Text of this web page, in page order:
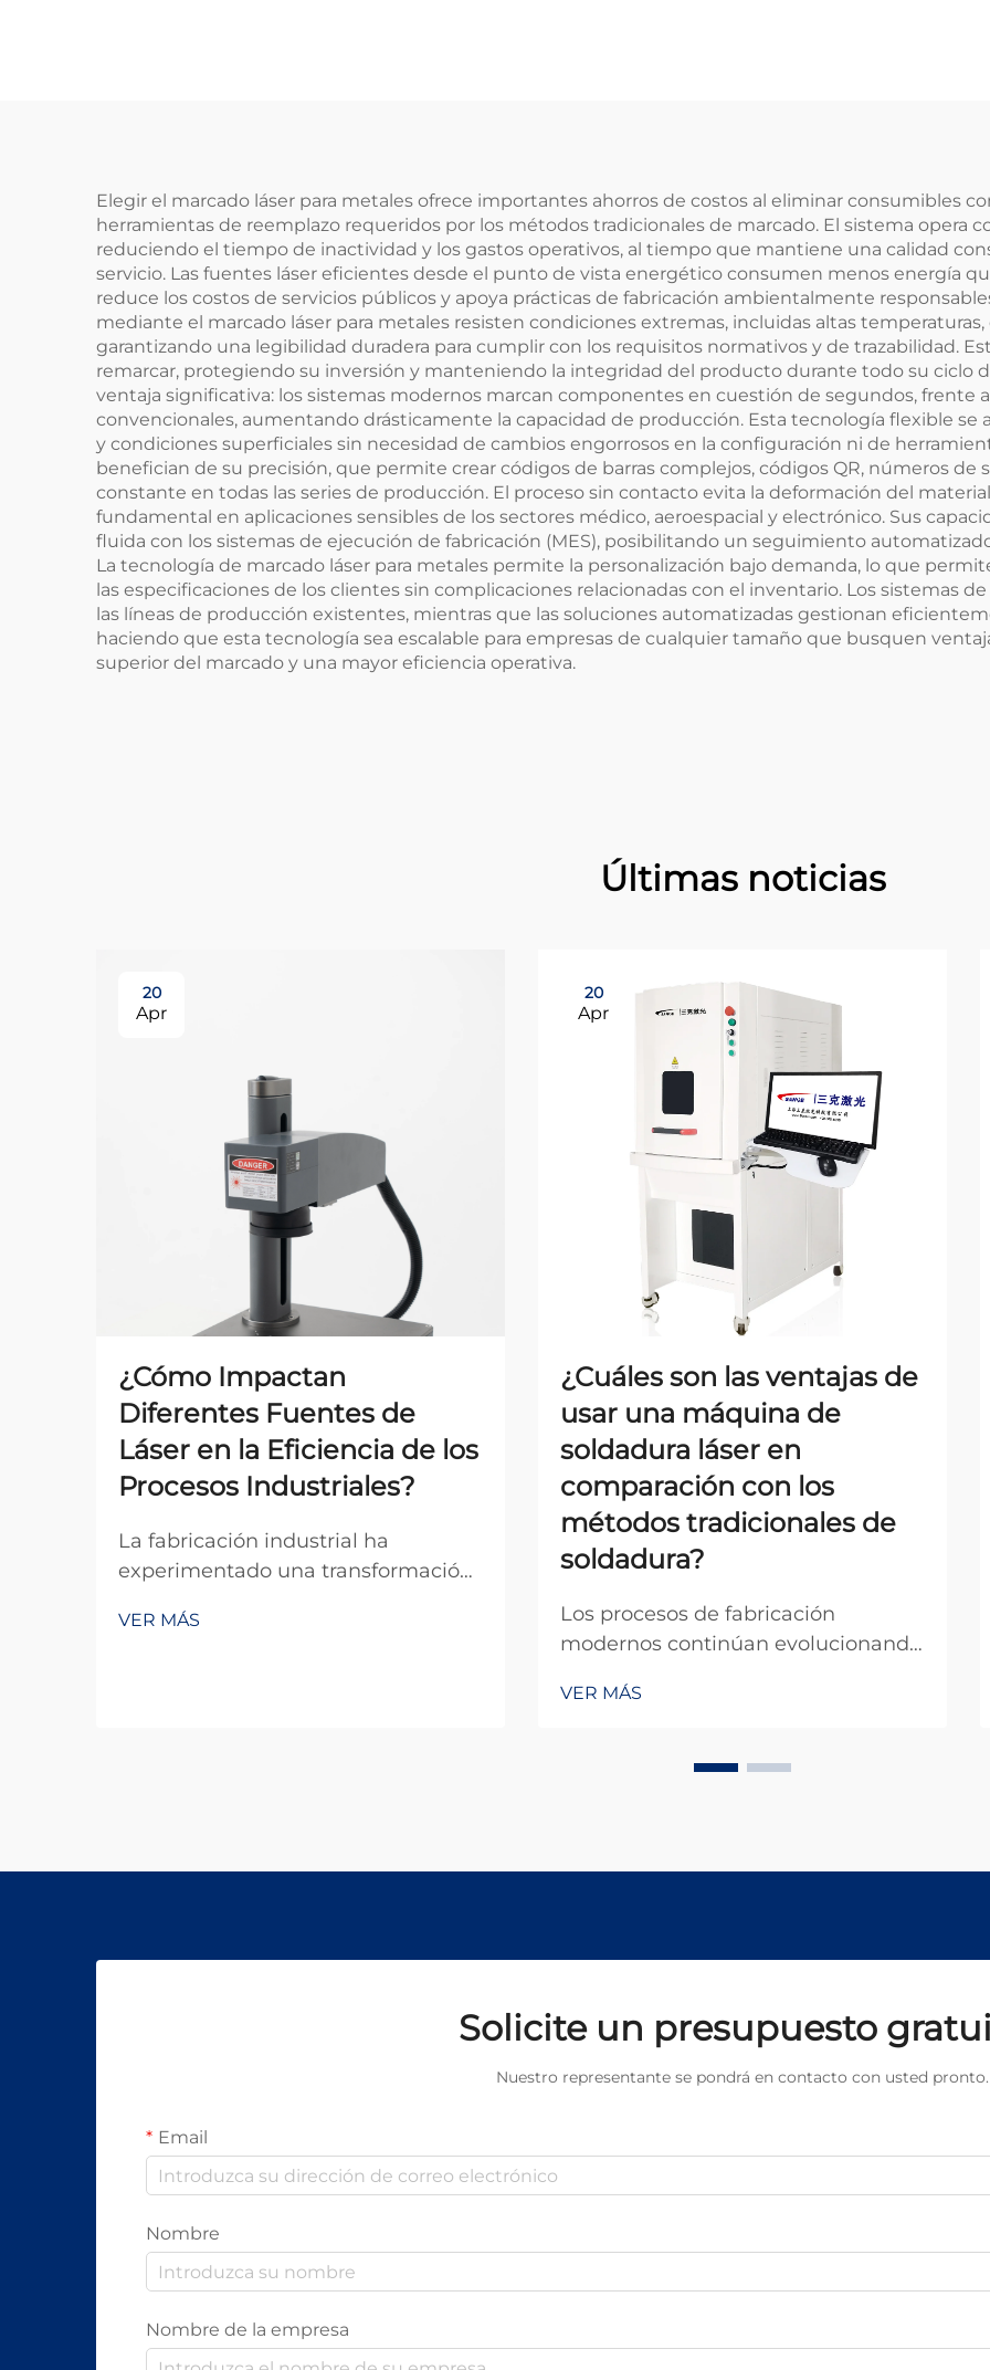
Elegir el marcado láser para metales ofrece importantes ahorros de costos al eliminar consumibles
herramientas de reemplazo requeridos por los métodos tradicionales de marcado. El sistema opera
reduciendo el tiempo de inactividad y los gastos operativos, al tiempo que mantiene una calidad
servicio. Las fuentes láser eficientes desde el punto de vista energético consumen menos energía
reduce los costos de servicios públicos y apoya prácticas de fabricación ambientalmente
mediante el marcado láser para metales resisten condiciones extremas, incluidas altas
garantizando una legibilidad duradera para cumplir con los requisitos normativos y de trazabilidad.
remarcar, protegiendo su inversión y manteniendo la integridad del producto durante todo su ciclo
ventaja significativa: los sistemas modernos marcan componentes en cuestión de segundos, frente
convencionales, aumentando drásticamente la capacidad de producción. Esta tecnología flexible se
y condiciones superficiales sin necesidad de cambios engorrosos en la configuración ni de
benefician de su precisión, que permite crear códigos de barras complejos, códigos QR, números de
constante en todas las series de producción. El proceso sin contacto evita la deformación del
fundamental en aplicaciones sensibles de los sectores médico, aeroespacial y electrónico. Sus
fluida con los sistemas de ejecución de fabricación (MES), posibilitando un seguimiento
La tecnología de marcado láser para metales permite la personalización bajo demanda, lo que
las especificaciones de los clientes sin complicaciones relacionadas con el inventario. Los sistemas
las líneas de producción existentes, mientras que las soluciones automatizadas gestionan
haciendo que esta tecnología sea escalable para empresas de cualquier tamaño que busquen
superior del marcado y una mayor eficiencia operativa.
Últimas noticias
20
Apr
¿Cómo Impactan
Diferentes Fuentes de
Láser en la Eficiencia de los
Procesos Industriales?
La fabricación industrial ha
experimentado una transformación
tecnología láser avanzada, donde
VER MÁS
20
Apr
¿Cuáles son las ventajas de
usar una máquina de
soldadura láser en
comparación con los
métodos tradicionales de
soldadura?
Los procesos de fabricación
modernos continúan evolucionando
tecnología de soldadura se
transformación. Entre los desarrollos
VER MÁS
Solicite un presupuesto
Nuestro representante se pondrá en contacto con usted pronto.
Email
Nombre
Nombre de la empresa